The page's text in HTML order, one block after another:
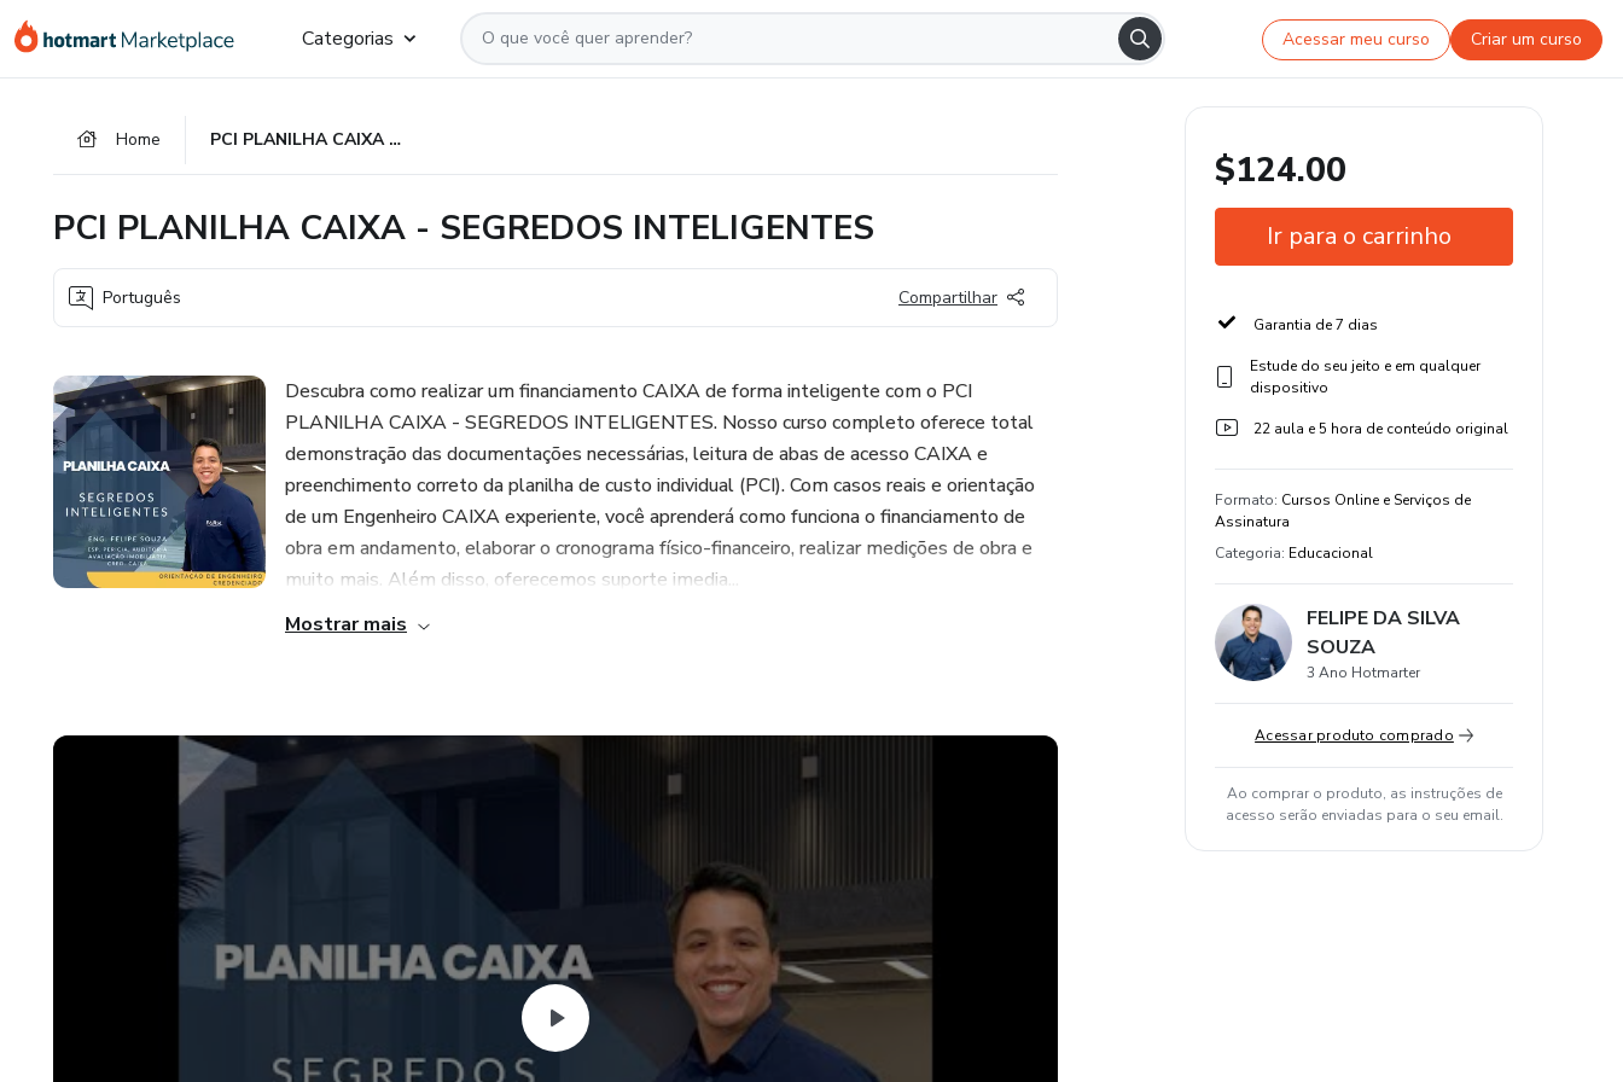
para
para
para
Categorias Acessar meu curso Criar um curso
Home PCI PLANILHA CAIXA - SEGREDOS INTELIGENTES
PCI PLANILHA CAIXA - SEGREDOS INTELIGENTES
Português Compartilhar
Descubra como realizar um financiamento CAIXA de forma inteligente com o PCI
PLANILHA CAIXA - SEGREDOS INTELIGENTES. Nosso curso completo oferece total
demonstração das documentações necessárias, leitura de abas de acesso CAIXA e
preenchimento correto da planilha de custo individual (PCI). Com casos reais e orientação
de um Engenheiro CAIXA experiente, você aprenderá como funciona o financiamento de
obra em andamento, elaborar o cronograma físico-financeiro, realizar medições de obra e
muito mais. Além disso, oferecemos suporte imedia...
Mostrar mais
$124.00
Ir para o carrinho
Garantia de 7 dias
Estude do seu jeito e em qualquer
dispositivo
22 aula e 5 hora de conteúdo original
Formato: Cursos Online e Serviços de
Assinatura
Categoria: Educacional
FELIPE DA SILVA
SOUZA
3 Ano Hotmarter
Acessar produto comprado
Ao comprar o produto, as instruções de
acesso serão enviadas para o seu email.